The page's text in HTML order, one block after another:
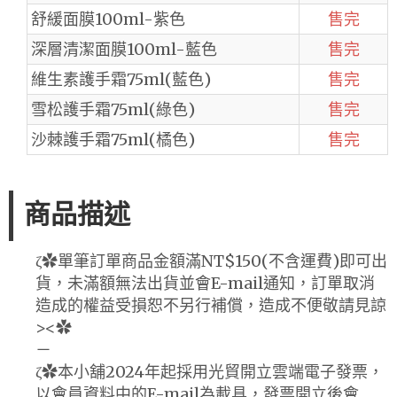
舒緩面膜100ml-紫色
售完
深層清潔面膜100ml-藍色
售完
維生素護手霜75ml(藍色)
售完
雪松護手霜75ml(綠色)
售完
沙棘護手霜75ml(橘色)
售完
商品描述
ζ✿單筆訂單商品金額滿NT$150(不含運費)即可出
貨，未滿額無法出貨並會E-mail通知，訂單取消
造成的權益受損恕不另行補償，造成不便敬請見諒
><✿
－
ζ✿本小舖2024年起採用光貿開立雲端電子發票，